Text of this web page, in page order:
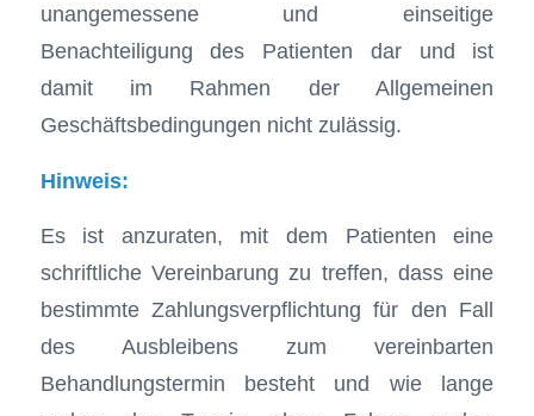
unangemessene und einseitige
Benachteiligung des Patienten dar und ist
damit im Rahmen der Allgemeinen
Geschäftsbedingungen nicht zulässig.
Hinweis:
Es ist anzuraten, mit dem Patienten eine
schriftliche Vereinbarung zu treffen, dass eine
bestimmte Zahlungsverpflichtung für den Fall
des Ausbleibens zum vereinbarten
Behandlungstermin besteht und wie lange